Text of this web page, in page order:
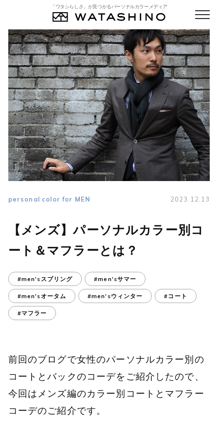
「ワタシらしさ」が見つかるパーソナルカラーメディア
personal color for MEN 2023.12.13
【メンズ】パーソナルカラー別コ
ート＆マフラーとは？
#men'sスプリング #men'sサマー
#men'sオータム #men'sウィンター #コート
#マフラー
前回のブログで女性のパーソナルカラー別の
コートとバックのコーデをご紹介したので、
今回はメンズ編のカラー別コートとマフラー
コーデのご紹介です。